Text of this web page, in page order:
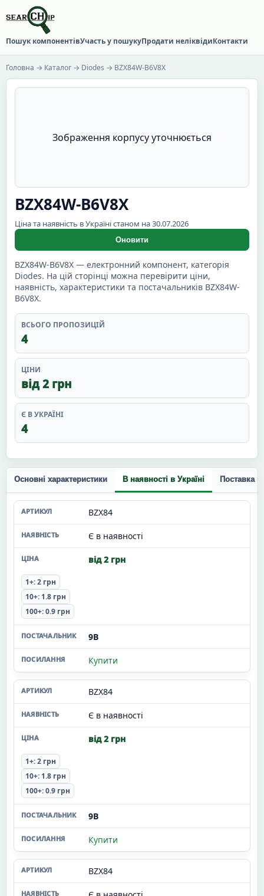
Пошук компонентівУчасть у пошукуПродати неліквідиКонтакти
Головна → Каталог → Diodes → BZX84W-B6V8X
Зображення корпусу уточнюється
BZX84W-B6V8X
Ціна та наявність в Україні станом на 30.07.2026
Оновити
BZX84W-B6V8X — електронний компонент, категорія
Diodes. На цій сторінці можна перевірити ціни,
наявність, характеристики та постачальників BZX84W-
B6V8X.
ВСЬОГО ПРОПОЗИЦІЙ
4
ЦІНИ
від 2 грн
Є В УКРАЇНІ
4
Основні характеристики В наявності в Україні Поставка
BZX84
Є в наявності
від 2 грн
1+: 2 грн
10+: 1.8 грн
100+: 0.9 грн
9В
Купити
BZX84
Є в наявності
від 2 грн
1+: 2 грн
10+: 1.8 грн
100+: 0.9 грн
9В
Купити
BZX84